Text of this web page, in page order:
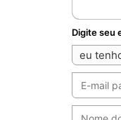
Digite seu
eu